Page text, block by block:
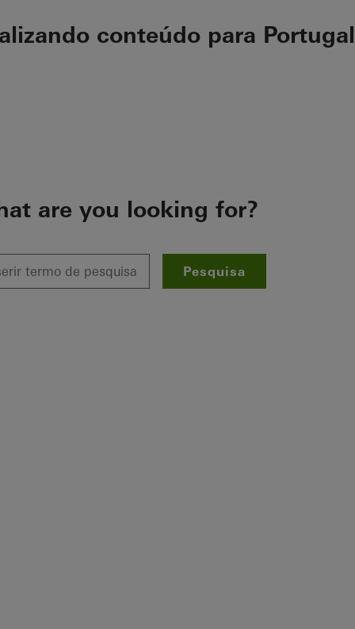
conteúdo para Portugal
are you looking for?
Pesquisa